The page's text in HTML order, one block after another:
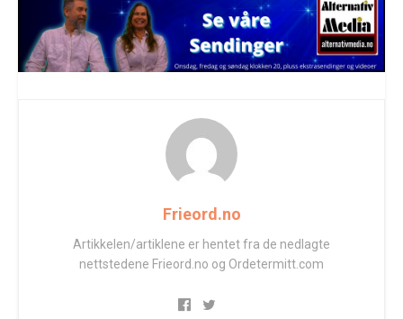
Frieord.no
Artikkelen/artiklene er hentet fra de nedlagte
nettstedene Frieord.no og Ordetermitt.com